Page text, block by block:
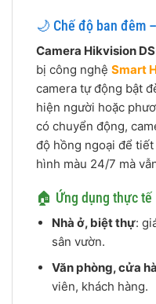
🌙 Chế độ ban đêm
Camera Hikvision
bị công nghệ Smart
camera tự động bật
hiện người hoặc
có chuyển động,
độ hồng ngoại để
hình màu 24/7 mà
🏠 Ứng dụng thực tế
Nhà ở, biệt thự:
sân vườn.
Văn phòng, cửa
viên, khách hàng.